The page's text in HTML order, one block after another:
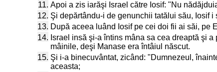
11. Apoi a zis iarăşi Israel către Iosif: "Nu
12. Şi depărtându-i de genunchii tatălui său, Iosif
13. După aceea luând Iosif pe cei doi fii ai săi, pe
14. Israel insă şi-a întins mâna sa cea dreaptă şi
mâinile, deşi Manase era întâiul născut.
15. Şi i-a binecuvântat, zicând: "Dumnezeul,
aceasta;